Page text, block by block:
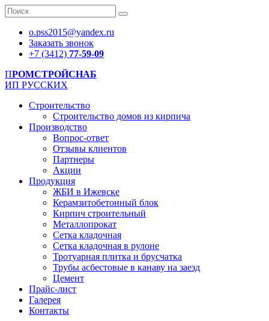
o.pss2015@yandex.ru
Заказать звонок
+7 (3412) 77-59-09
ПРОМСТРОЙСНАБ
ИП РУССКИХ
Строительство
Строительство домов из кирпича
Производство
Вопрос-ответ
Отзывы клиентов
Партнеры
Акции
Продукция
ЖБИ в Ижевске
Керамзитобетонный блок
Кирпич строительный
Металлопрокат
Сетка кладочная
Сетка кладочная в рулоне
Тротуарная плитка и брусчатка
Трубы асбестовые в канаву на заезд
Цемент
Прайс-лист
Галерея
Контакты